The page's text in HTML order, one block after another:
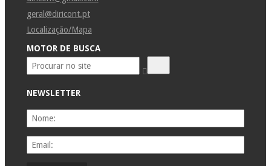
geral@diricont.pt
Localização/Mapa
MOTOR DE BUSCA
NEWSLETTER